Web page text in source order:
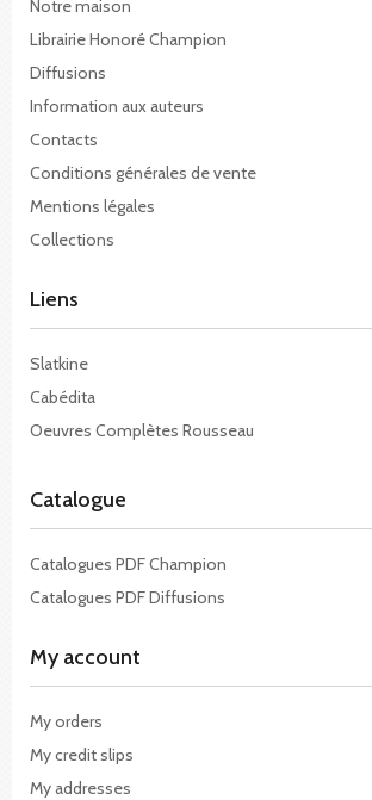
Notre maison
Librairie Honoré Champion
Diffusions
Information aux auteurs
Contacts
Conditions générales de vente
Mentions légales
Collections
Liens
Slatkine
Cabédita
Oeuvres Complètes Rousseau
Catalogue
Catalogues PDF Champion
Catalogues PDF Diffusions
My account
My orders
My credit slips
My addresses